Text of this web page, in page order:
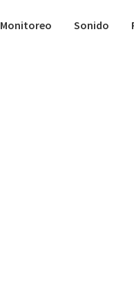
Monitoreo Sonido